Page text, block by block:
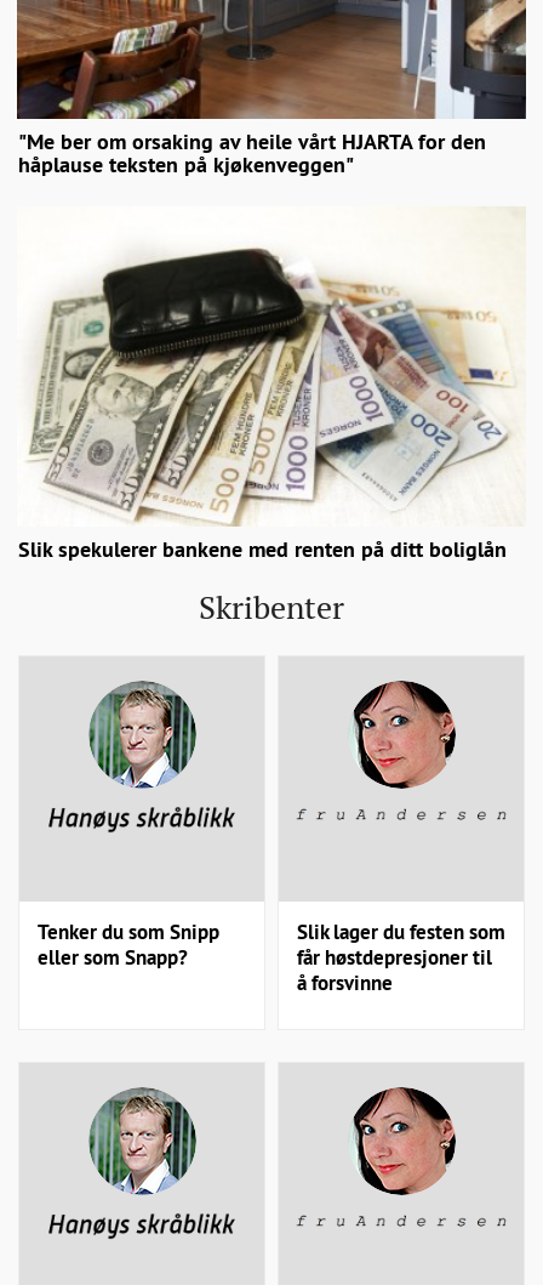
"Me ber om orsaking av heile vårt HJARTA for den
håplause teksten på kjøkenveggen"
Slik spekulerer bankene med renten på ditt boliglån
Skribenter
Tenker du som Snipp
eller som Snapp?
Slik lager du festen som
får høstdepresjoner til
å forsvinne